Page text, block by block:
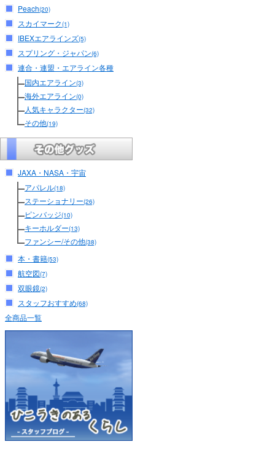
Peach(20)
スカイマーク(1)
IBEXエアラインズ(5)
スプリング・ジャパン(6)
連合・連盟・エアライン各種
国内エアライン(3)
海外エアライン(0)
人気キャラクター(32)
その他(19)
JAXA・NASA・宇宙
アパレル(18)
ステーショナリー(26)
ピンバッジ(10)
キーホルダー(13)
ファンシー/その他(38)
本・書籍(53)
航空図(7)
双眼鏡(2)
スタッフおすすめ(68)
全商品一覧